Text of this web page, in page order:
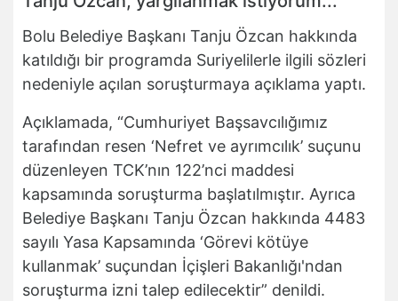
Bolu Belediye Başkanı Tanju Özcan hakkında
katıldığı bir programda Suriyelilerle ilgili sözleri
nedeniyle açılan soruşturmaya açıklama yaptı.
Açıklamada, “Cumhuriyet Başsavcılığımız
tarafından resen ‘Nefret ve ayrımcılık’ suçunu
düzenleyen TCK’nın 122’nci maddesi
kapsamında soruşturma başlatılmıştır. Ayrıca
Belediye Başkanı Tanju Özcan hakkında 4483
sayılı Yasa Kapsamında ‘Görevi kötüye
kullanmak’ suçundan İçişleri Bakanlığı'ndan
soruşturma izni talep edilecektir” denildi.